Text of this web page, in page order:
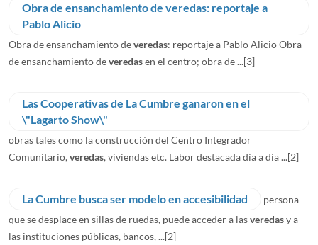
Obra de ensanchamiento de veredas: reportaje a
Pablo Alicio
Obra de ensanchamiento deveredas: reportaje a Pablo Alicio Obra
de ensanchamiento deveredasen el centro; obra de ...[3]
Las Cooperativas de La Cumbre ganaron en el
\"Lagarto Show\"
obras tales como la construcción del Centro Integrador
Comunitario,veredas, viviendas etc. Labor destacada día a día ...[2]
La Cumbre busca ser modelo en accesibilidad
persona
que se desplace en sillas de ruedas, puede acceder a lasveredasy a
las instituciones públicas, bancos, ...[2]